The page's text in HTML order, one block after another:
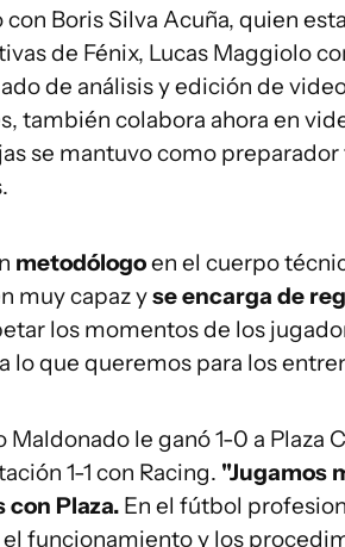
Boris Silva Acuña, quien
de Fénix, Lucas Maggiolo
de análisis y edición de
también colabora ahora en
se mantuvo como
metodólogoen el cuerpo
muy capaz yse encarga de
los momentos de los
lo que queremos para los
Maldonado le ganó 1-0 a Plaza
1-1 con Racing. "Jugamos
con Plaza. En el fútbol
funcionamiento y los